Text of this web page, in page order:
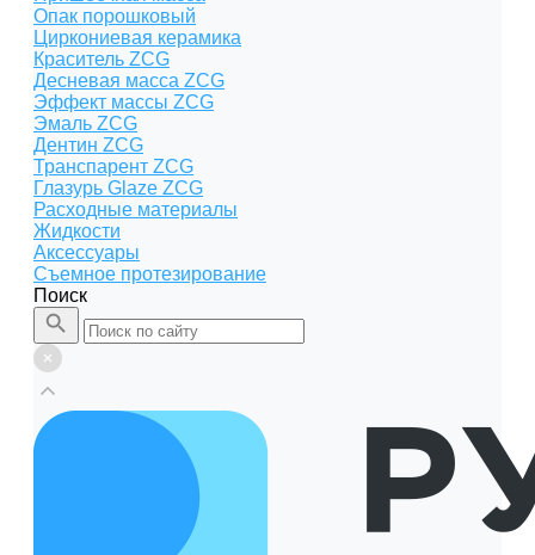
Опак порошковый
Циркониевая керамика
Краситель ZCG
Десневая масса ZCG
Эффект массы ZCG
Эмаль ZCG
Дентин ZCG
Транспарент ZCG
Глазурь Glaze ZCG
Расходные материалы
Жидкости
Аксессуары
Съемное протезирование
Поиск